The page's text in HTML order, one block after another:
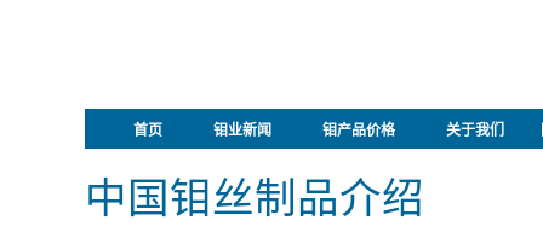
首页 钼业新闻 钼产品价格 关于我们
中国钼丝制品介绍